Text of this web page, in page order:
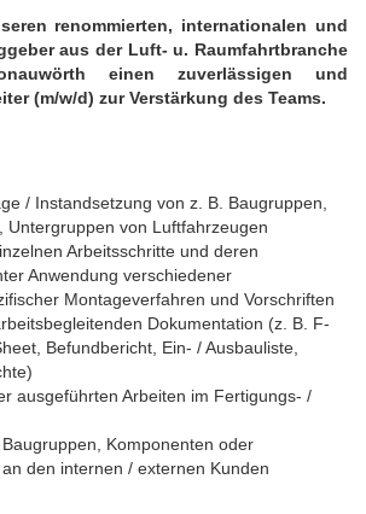
renommierten, internationalen und
aus der Luft- u. Raumfahrtbranche
einen zuverlässigen und
(m/w/d) zur Verstärkung des Teams.
/ Instandsetzung von z. B. Baugruppen,
Untergruppen von Luftfahrzeugen
Arbeitsschritte und deren
Anwendung verschiedener
Montageverfahren und Vorschriften
Dokumentation (z. B. F-
Befundbericht, Ein- / Ausbauliste,
ausgeführten Arbeiten im Fertigungs- /
Komponenten oder
den internen / externen Kunden